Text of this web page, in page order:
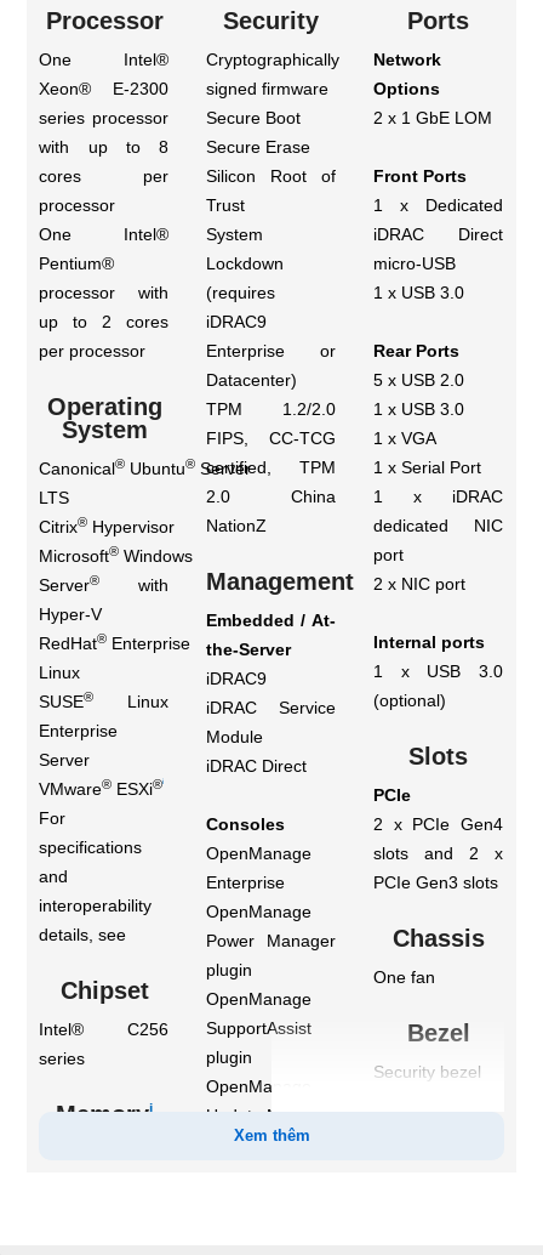
Processor
One Intel®
Xeon® E-2300
series processor
with up to 8
cores per
processor
One Intel®
Pentium®
processor with
up to 2 cores
per processor
Operating
System
Canonical® Ubuntu® Server
LTS
Citrix® Hypervisor
Microsoft® Windows
Server®
with
Hyper-V
RedHat® Enterprise
Linux
SUSE®
Linux
Enterprise
Server
VMware® ESXi®i
For
specifications
and
interoperability
details, see
Chipset
Intel® C256
series
Memoryi
Security
Cryptographically
signed firmware
Secure Boot
Secure Erase
Silicon Root of
Trust
System
Lockdown
(requires
iDRAC9
Enterprise or
Datacenter)
TPM 1.2/2.0
FIPS, CC-TCG
certified, TPM
2.0 China
NationZ
Management
Embedded / At-
the-Server
iDRAC9
iDRAC Service
Module
iDRAC Direct
Consoles
OpenManage
Enterprise
OpenManage
Power Manager
plugin
OpenManage
SupportAssist
plugin
OpenManage
Update Manager
plugin
Ports
Network
Options
2 x 1 GbE LOM
Front Ports
1 x Dedicated
iDRAC Direct
micro-USB
1 x USB 3.0
Rear Ports
5 x USB 2.0
1 x USB 3.0
1 x VGA
1 x Serial Port
1 x iDRAC
dedicated NIC
port
2 x NIC port
Internal ports
1 x USB 3.0
(optional)
Slots
PCIe
2 x PCIe Gen4
slots and 2 x
PCIe Gen3 slots
Chassis
One fan
Bezel
Security bezel
Xem thêm